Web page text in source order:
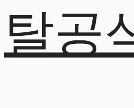
탈공